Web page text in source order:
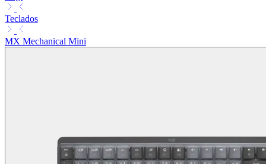
Teclados
MX Mechanical Mini